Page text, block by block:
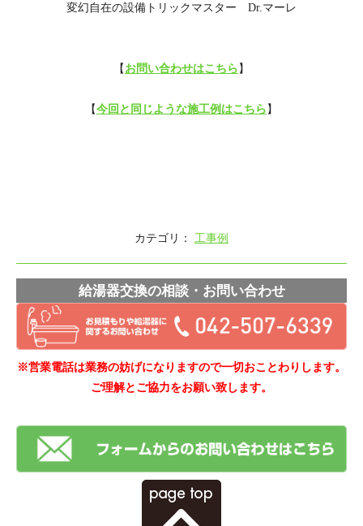
変幻自在の設備トリックマスター Dr.マーレ
【お問い合わせはこちら】
【今回と同じような施工例はこちら】
カテゴリ： 工事例
給湯器交換の相談・お問い合わせ
※営業電話は業務の妨げになりますので一切おことわりします。
ご理解とご協力をお願い致します。